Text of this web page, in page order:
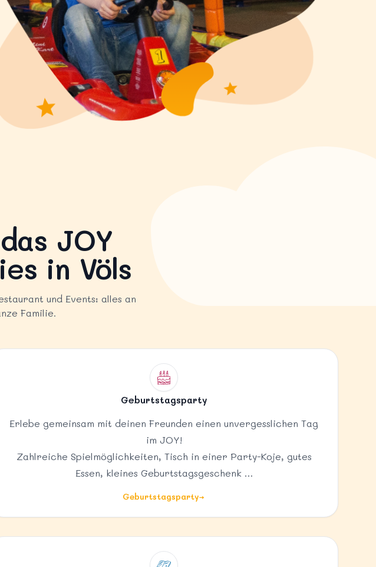
JOY
in Völs
und Events: alles an
Familie.
Geburtstagsparty
Erlebe gemeinsam mit deinen Freunden einen unvergesslichen Tag
im JOY!
Zahlreiche Spielmöglichkeiten, Tisch in einer Party-Koje, gutes
Essen, kleines Geburtstagsgeschenk …
Geburtstagsparty→